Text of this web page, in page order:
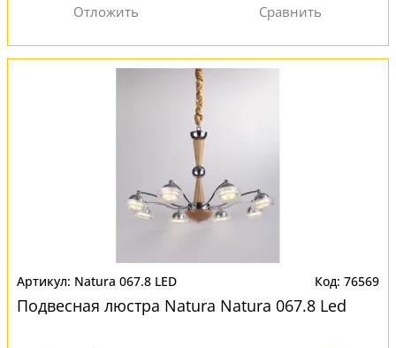
Natura 067.8 LED 76569
Подвесная люстра Natura Natura 067.8 Led